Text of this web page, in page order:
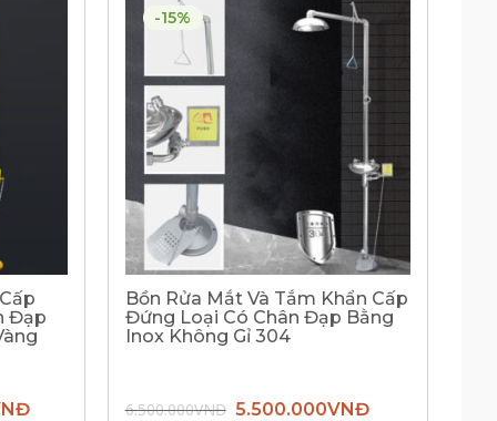
Đạp
Giá
-15%
Bồn Rửa Mắt Và Tắm Khẩn Cấp
Đứng Loại Có Chân Đạp Bằng
Inox Không Gỉ 304
6.500.000VNĐ Giá
5.500.000VNĐGiá